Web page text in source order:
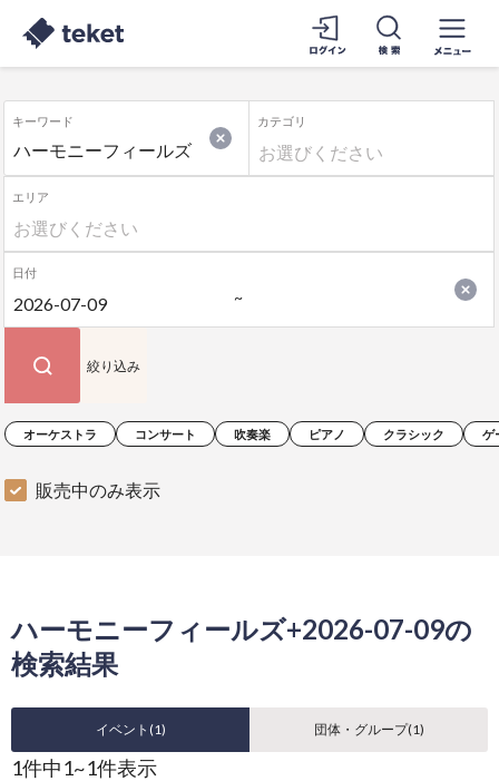
キーワード
オーケストラ コンサート 吹奏楽 ピアノ クラシック ゲ
カテゴリ
エリア
日付
販売中のみ表示
絞り込み
ハーモニーフィールズ+2026-07-09の
検索結果
イベント(1) 団体・グループ(1)
1件中1~1件表示